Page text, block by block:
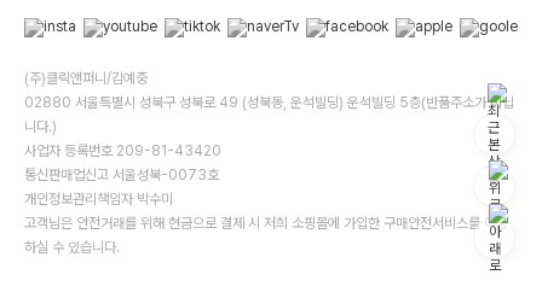
(주)클릭앤퍼니/김예중
02880 서울특별시 성북구 성북로 49 (성북동, 운석빌딩) 운석빌딩 5층(반품주소가 아닙
니다.)
사업자 등록번호 209-81-43420
통신판매업신고 서울성북-0073호
개인정보관리책임자 박수미
고객님은 안전거래를 위해 현금으로 결제 시 저희 소핑몰에 가입한 구매안전서비스를 이용
하실 수 있습니다.